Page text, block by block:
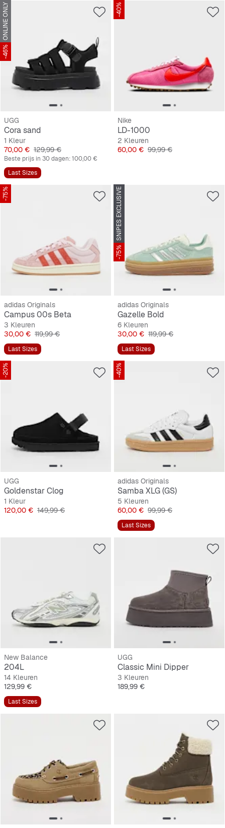
ONLINE ONLY
-46%
UGG
Cora sand
1 Kleur
Prijs
70,00 € Originele Prijs
129,99 €
Beste prijs in 30 dagen:100,00 €
Last Sizes
-40%
Nike
LD-1000
2 Kleuren
Prijs
60,00 € Originele Prijs
99,99 €
-75%
adidas Originals
Campus 00s Beta
3 Kleuren
Prijs
30,00 € Originele Prijs
119,99 €
Last Sizes
SNIPES EXCLUSIVE
-75%
adidas Originals
Gazelle Bold
6 Kleuren
Prijs
30,00 € Originele Prijs
119,99 €
Last Sizes
-20%
UGG
Goldenstar Clog
1 Kleur
Prijs
120,00 € Originele Prijs
149,99 €
-40%
adidas Originals
Samba XLG (GS)
5 Kleuren
Prijs
60,00 € Originele Prijs
99,99 €
Last Sizes
New Balance
204L
14 Kleuren
Prijs
129,99 €
Last Sizes
UGG
Classic Mini Dipper
3 Kleuren
Prijs
189,99 €